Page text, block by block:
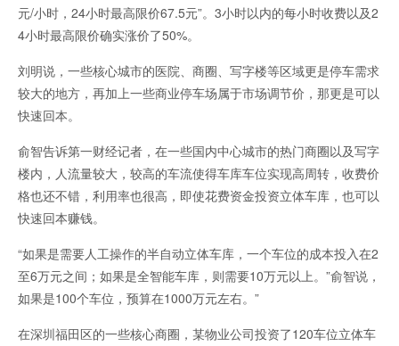
元/小时，24小时最高限价67.5元”。3小时以内的每小时收费以及2
4小时最高限价确实涨价了50%。
刘明说，一些核心城市的医院、商圈、写字楼等区域更是停车需求
较大的地方，再加上一些商业停车场属于市场调节价，那更是可以
快速回本。
俞智告诉第一财经记者，在一些国内中心城市的热门商圈以及写字
楼内，人流量较大，较高的车流使得车库车位实现高周转，收费价
格也还不错，利用率也很高，即使花费资金投资立体车库，也可以
快速回本赚钱。
“如果是需要人工操作的半自动立体车库，一个车位的成本投入在2
至6万元之间；如果是全智能车库，则需要10万元以上。”俞智说，
如果是100个车位，预算在1000万元左右。”
在深圳福田区的一些核心商圈，某物业公司投资了120车位立体车